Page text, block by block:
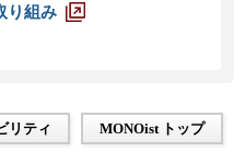
り組み
リティ MONOist トップ